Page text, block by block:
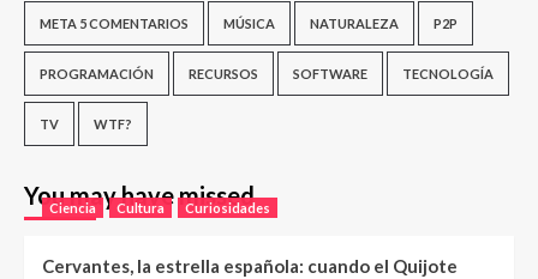
META 5 COMENTARIOS MÚSICA NATURALEZA P2P
PROGRAMACIÓN RECURSOS SOFTWARE TECNOLOGÍA
TV WTF?
You may have missed
Ciencia Cultura Curiosidades
Cervantes, la estrella española: cuando el Quijote